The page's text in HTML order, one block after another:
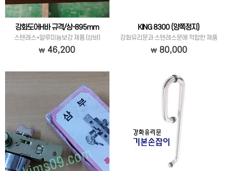
강화도어H바 규격/상-895mm
스텐레스+알루미늄보강 제품 (상바)
46,200
KING 8300 (양쪽정지)
강화유리문과 스텐레스문에 적합한 제품
입니다.
80,000